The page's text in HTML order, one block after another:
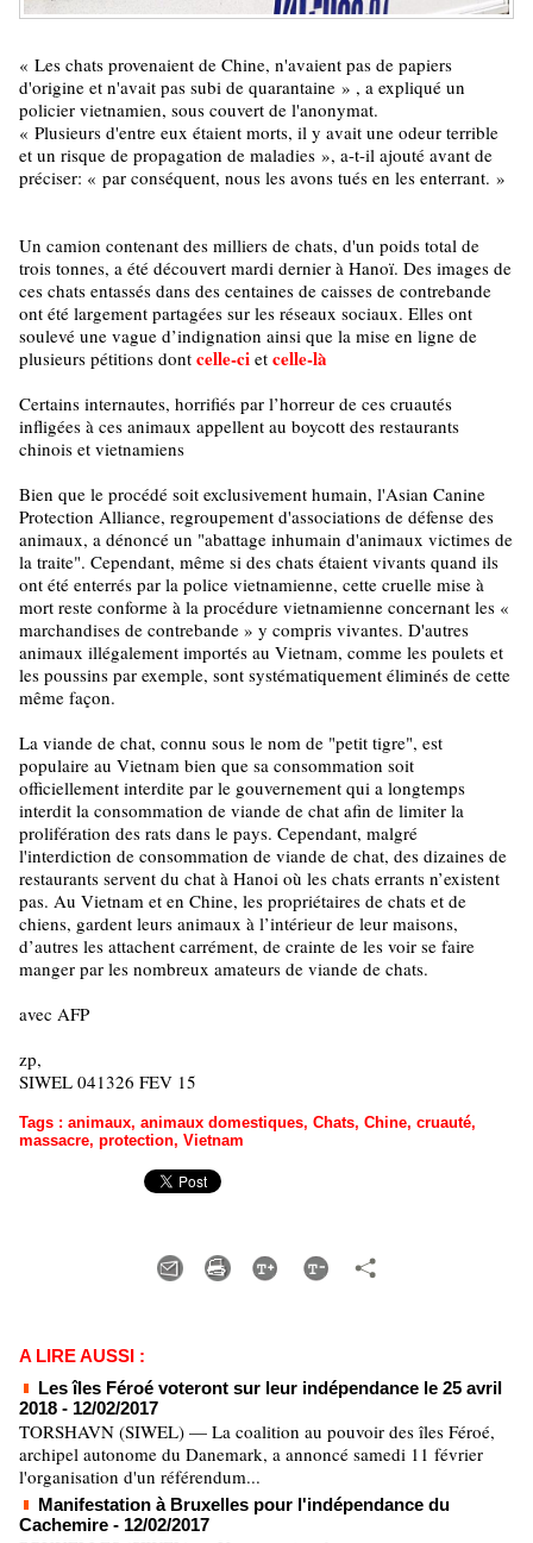
« Les chats provenaient de Chine, n'avaient pas de papiers
d'origine et n'avait pas subi de quarantaine » , a expliqué un
policier vietnamien, sous couvert de l'anonymat.
« Plusieurs d'entre eux étaient morts, il y avait une odeur terrible
et un risque de propagation de maladies », a-t-il ajouté avant de
préciser: « par conséquent, nous les avons tués en les enterrant. »
Un camion contenant des milliers de chats, d'un poids total de
trois tonnes, a été découvert mardi dernier à Hanoï. Des images de
ces chats entassés dans des centaines de caisses de contrebande
ont été largement partagées sur les réseaux sociaux. Elles ont
soulevé une vague d’indignation ainsi que la mise en ligne de
plusieurs pétitions dont celle-ci et celle-là
Certains internautes, horrifiés par l’horreur de ces cruautés
infligées à ces animaux appellent au boycott des restaurants
chinois et vietnamiens
Bien que le procédé soit exclusivement humain, l'Asian Canine
Protection Alliance, regroupement d'associations de défense des
animaux, a dénoncé un "abattage inhumain d'animaux victimes de
la traite". Cependant, même si des chats étaient vivants quand ils
ont été enterrés par la police vietnamienne, cette cruelle mise à
mort reste conforme à la procédure vietnamienne concernant les «
marchandises de contrebande » y compris vivantes. D'autres
animaux illégalement importés au Vietnam, comme les poulets et
les poussins par exemple, sont systématiquement éliminés de cette
même façon.
La viande de chat, connu sous le nom de "petit tigre", est
populaire au Vietnam bien que sa consommation soit
officiellement interdite par le gouvernement qui a longtemps
interdit la consommation de viande de chat afin de limiter la
prolifération des rats dans le pays. Cependant, malgré
l'interdiction de consommation de viande de chat, des dizaines de
restaurants servent du chat à Hanoi où les chats errants n’existent
pas. Au Vietnam et en Chine, les propriétaires de chats et de
chiens, gardent leurs animaux à l’intérieur de leur maisons,
d’autres les attachent carrément, de crainte de les voir se faire
manger par les nombreux amateurs de viande de chats.
avec AFP
zp,
SIWEL 041326 FEV 15
Tags : animaux, animaux domestiques, Chats, Chine, cruauté,
massacre, protection, Vietnam
A LIRE AUSSI :
Les îles Féroé voteront sur leur indépendance le 25 avril
2018 - 12/02/2017
TORSHAVN (SIWEL) — La coalition au pouvoir des îles Féroé,
archipel autonome du Danemark, a annoncé samedi 11 février
l'organisation d'un référendum...
Manifestation à Bruxelles pour l'indépendance du
Cachemire - 12/02/2017